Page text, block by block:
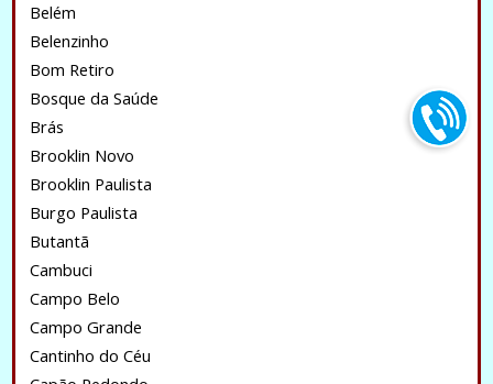
Belém
Belenzinho
Bom Retiro
Bosque da Saúde
Brás
Brooklin Novo
Brooklin Paulista
Burgo Paulista
Butantã
Cambuci
Campo Belo
Campo Grande
Cantinho do Céu